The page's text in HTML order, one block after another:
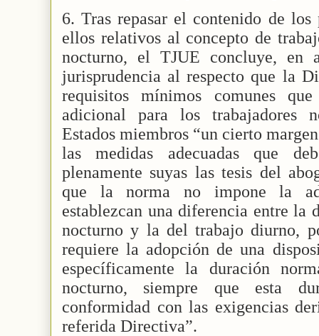
6. Tras repasar el contenido de los
ellos relativos al concepto de
nocturno, el TJUE concluye, en
jurisprudencia al respecto que la
requisitos mínimos comunes
adicional para los trabajadores
Estados miembros “un cierto
las medidas adecuadas que
plenamente suyas las tesis del
que la norma no impone la
establezcan una diferencia entre la
nocturno y la del trabajo diurno,
requiere la adopción de una
específicamente la duración
nocturno, siempre que esta
conformidad con las exigencias
referida Directiva”.